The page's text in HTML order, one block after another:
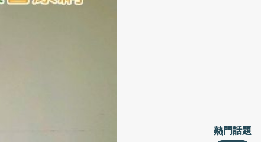
熱門話題
熱門話題